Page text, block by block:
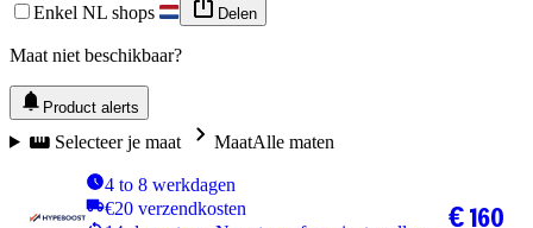
Enkel NL shops Delen
Maat niet beschikbaar?
Product alerts
Selecteer je maat MaatAlle maten
4 to 8 werkdagen
€20 verzendkosten
€ 160